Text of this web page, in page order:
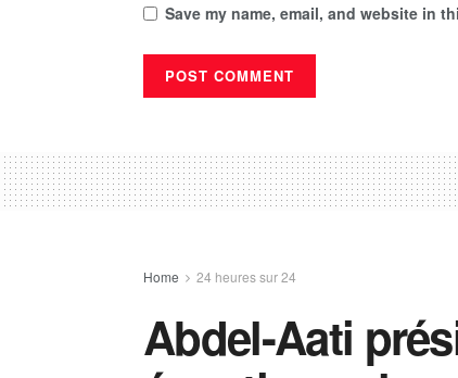
Save my name, email, and website in
Home 24 heures sur 24
Abdel-Aati